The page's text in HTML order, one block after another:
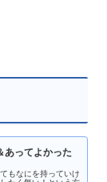
あってよかった
もなにを持っていけ